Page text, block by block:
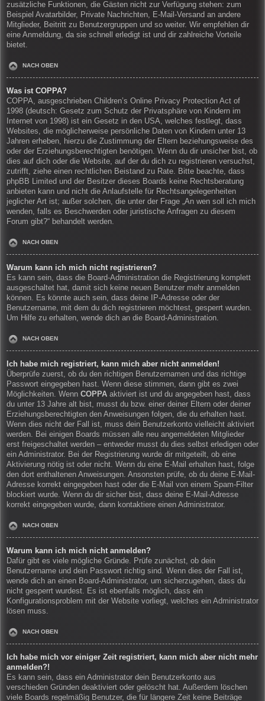
zusätzliche Funktionen, die Gästen nicht zur Verfügung stehen: zum
Beispiel Avatarbilder, Private Nachrichten, E-Mail-Versand an andere
Mitglieder, Beitritt zu Benutzergruppen und so weiter. Wir empfehlen dir
eine Anmeldung, da sie schnell erledigt ist und dir zahlreiche Vorteile
bietet.
NACH OBEN
Was ist COPPA?
COPPA, ausgeschrieben Children’s Online Privacy Protection Act of
1998 (deutsch: Gesetz zum Schutz der Privatsphäre von Kindern im
Internet von 1998) ist ein Gesetz in den USA, welches festlegt, dass
Websites, die möglicherweise persönliche Daten von Kindern unter 13
Jahren erheben, hierzu die Zustimmung der Eltern beziehungsweise des
oder der Erziehungsberechtigten benötigen. Wenn du dir unsicher bist, ob
dies auf dich oder die Website, auf der du dich zu registrieren versuchst,
zutrifft, ziehe einen rechtlichen Beistand zu Rate. Bitte beachte, dass
phpBB Limited und der Besitzer dieses Boards keine Rechtsberatung
anbieten kann und nicht die Anlaufstelle für Rechtsangelegenheiten
jeglicher Art ist; außer solchen, die unter der Frage „An wen soll ich mich
wenden, falls es Beschwerden oder juristische Anfragen zu diesem
Forum gibt?“ behandelt werden.
NACH OBEN
Warum kann ich mich nicht registrieren?
Es kann sein, dass die Board-Administration die Registrierung komplett
ausgeschaltet hat, damit sich keine neuen Benutzer mehr anmelden
können. Es könnte auch sein, dass deine IP-Adresse oder der
Benutzername, mit dem du dich registrieren möchtest, gesperrt wurden.
Um Hilfe zu erhalten, wende dich an die Board-Administration.
NACH OBEN
Ich habe mich registriert, kann mich aber nicht anmelden!
Überprüfe zuerst, ob du den richtigen Benutzernamen und das richtige
Passwort eingegeben hast. Wenn diese stimmen, dann gibt es zwei
Möglichkeiten. Wenn COPPA aktiviert ist und du angegeben hast, dass
du unter 13 Jahre alt bist, musst du bzw. einer deiner Eltern oder deiner
Erziehungsberechtigten den Anweisungen folgen, die du erhalten hast.
Wenn dies nicht der Fall ist, muss dein Benutzerkonto vielleicht aktiviert
werden. Bei einigen Boards müssen alle neu angemeldeten Mitglieder
erst freigeschaltet werden – entweder musst du dies selbst erledigen oder
ein Administrator. Bei der Registrierung wurde dir mitgeteilt, ob eine
Aktivierung nötig ist oder nicht. Wenn du eine E-Mail erhalten hast, folge
den dort enthaltenen Anweisungen. Ansonsten prüfe, ob du deine E-Mail-
Adresse korrekt eingegeben hast oder die E-Mail von einem Spam-Filter
blockiert wurde. Wenn du dir sicher bist, dass deine E-Mail-Adresse
korrekt eingegeben wurde, dann kontaktiere einen Administrator.
NACH OBEN
Warum kann ich mich nicht anmelden?
Dafür gibt es viele mögliche Gründe. Prüfe zunächst, ob dein
Benutzername und dein Passwort richtig sind. Wenn dies der Fall ist,
wende dich an einen Board-Administrator, um sicherzugehen, dass du
nicht gesperrt wurdest. Es ist ebenfalls möglich, dass ein
Konfigurationsproblem mit der Website vorliegt, welches ein Administrator
lösen muss.
NACH OBEN
Ich habe mich vor einiger Zeit registriert, kann mich aber nicht mehr
anmelden?!
Es kann sein, dass ein Administrator dein Benutzerkonto aus
verschieden Gründen deaktiviert oder gelöscht hat. Außerdem löschen
viele Boards regelmäßig Benutzer, die für längere Zeit keine Beiträge